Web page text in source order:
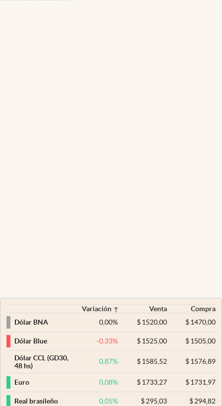
Variación Venta
Compra
Dólar BNA
0,00% $ 1520,00 $1470,00
Dólar Blue -0,33% $ 1525,00 $1505,00
Dólar CCL (GD30,
48 hs)
0,87% $ 1585,52 $1576,89
Euro 0,08% $ 1733,27 $1731,97
Real brasileño 0,05% $ 295,03 $294,82